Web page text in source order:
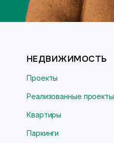
НЕДВИЖИМОСТЬ
Проекты
Реализованные проекты
Квартиры
Паркинги